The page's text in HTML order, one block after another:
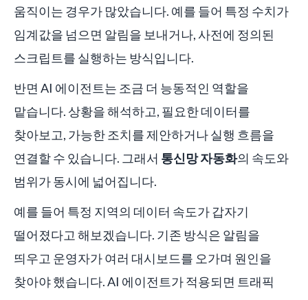
움직이는 경우가 많았습니다. 예를 들어 특정 수치가
임계값을 넘으면 알림을 보내거나, 사전에 정의된
스크립트를 실행하는 방식입니다.
반면 AI 에이전트는 조금 더 능동적인 역할을
맡습니다. 상황을 해석하고, 필요한 데이터를
찾아보고, 가능한 조치를 제안하거나 실행 흐름을
연결할 수 있습니다. 그래서 통신망 자동화의 속도와
범위가 동시에 넓어집니다.
예를 들어 특정 지역의 데이터 속도가 갑자기
떨어졌다고 해보겠습니다. 기존 방식은 알림을
띄우고 운영자가 여러 대시보드를 오가며 원인을
찾아야 했습니다. AI 에이전트가 적용되면 트래픽